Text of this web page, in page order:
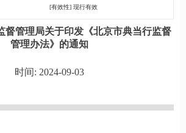
[有效性] 现行有效
督管理局关于印发《北京市典当行监督
管理办法》的通知
时间: 2024-09-03